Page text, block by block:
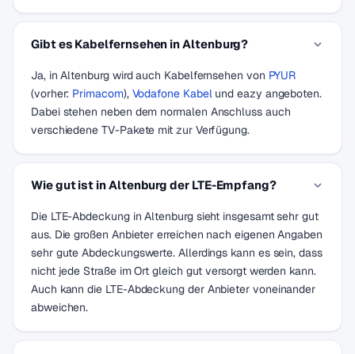
Gibt es Kabelfernsehen in Altenburg?
Ja, in Altenburg wird auch Kabelfernsehen von PYUR
(vorher: Primacom), Vodafone Kabelund eazy angeboten.
Dabei stehen neben dem normalen Anschluss auch
verschiedene TV-Pakete mit zur Verfügung.
Wie gut ist in Altenburg der LTE-Empfang?
Die LTE-Abdeckung in Altenburg sieht insgesamt sehr gut
aus. Die großen Anbieter erreichen nach eigenen Angaben
sehr gute Abdeckungswerte. Allerdings kann es sein, dass
nicht jede Straße im Ort gleich gut versorgt werden kann.
Auch kann die LTE-Abdeckung der Anbieter voneinander
abweichen.